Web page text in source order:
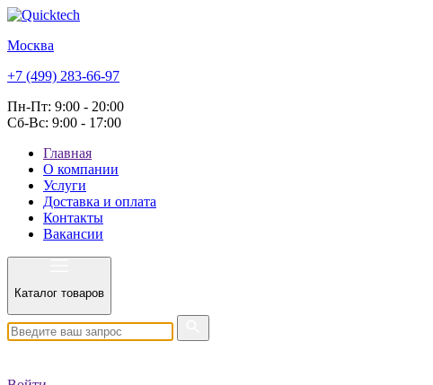
Москва
+7 (499) 283-66-97
Пн-Пт: 9:00 - 20:00
Сб-Вс: 9:00 - 17:00
Главная
О компании
Услуги
Доставка и оплата
Контакты
Вакансии
Каталог товаров